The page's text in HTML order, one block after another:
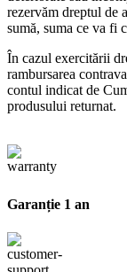
rezervăm dreptul de
sumă, suma ce va fi
În cazul exercitării
rambursarea
contul indicat de
produsului returnat.
Garanție 1 an